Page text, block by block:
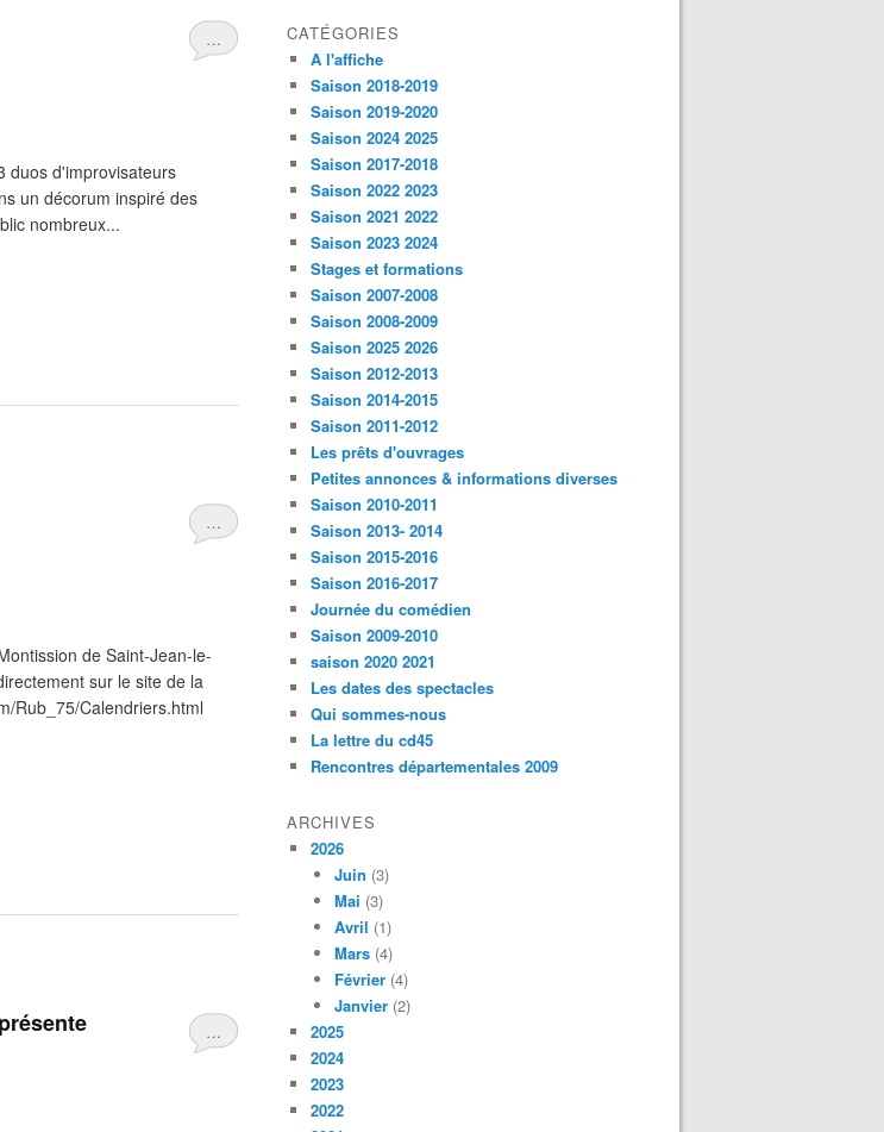
…
duos d'improvisateurs
un décorum inspiré des
nombreux...
…
de Saint-Jean-le-
sur le site de la
Rub_75/Calendriers.html
…
CATÉGORIES
A l'affiche
Saison 2018-2019
Saison 2019-2020
Saison 2024 2025
Saison 2017-2018
Saison 2022 2023
Saison 2021 2022
Saison 2023 2024
Stages et formations
Saison 2007-2008
Saison 2008-2009
Saison 2025 2026
Saison 2012-2013
Saison 2014-2015
Saison 2011-2012
Les prêts d'ouvrages
Petites annonces & informations diverses
Saison 2010-2011
Saison 2013- 2014
Saison 2015-2016
Saison 2016-2017
Journée du comédien
Saison 2009-2010
saison 2020 2021
Les dates des spectacles
Qui sommes-nous
La lettre du cd45
Rencontres départementales 2009
ARCHIVES
2026
Juin (3)
Mai (3)
Avril (1)
Mars (4)
Février (4)
Janvier (2)
2025
2024
2023
2022